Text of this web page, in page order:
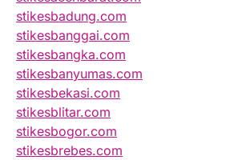
stikesbadung.com
stikesbanggai.com
stikesbangka.com
stikesbanyumas.com
stikesbekasi.com
stikesblitar.com
stikesbogor.com
stikesbrebes.com